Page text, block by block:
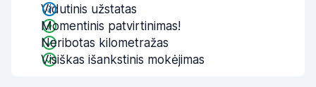
Vidutinis užstatas
Momentinis patvirtinimas!
Neribotas kilometražas
Visiškas išankstinis mokėjimas